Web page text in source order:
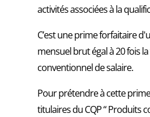
activités associées à la
C’est une prime forfaitaire
mensuel brut égal à 20 fois
conventionnel de salaire.
Pour prétendre à cette
titulaires du CQP “ Produits